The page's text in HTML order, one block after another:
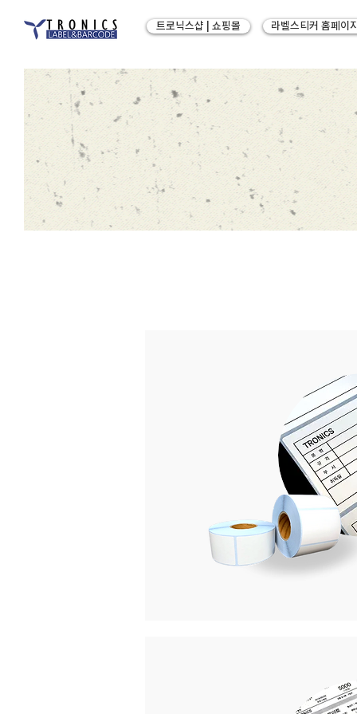
트로닉스샵 | 쇼핑몰 라벨스티커 홈페이지